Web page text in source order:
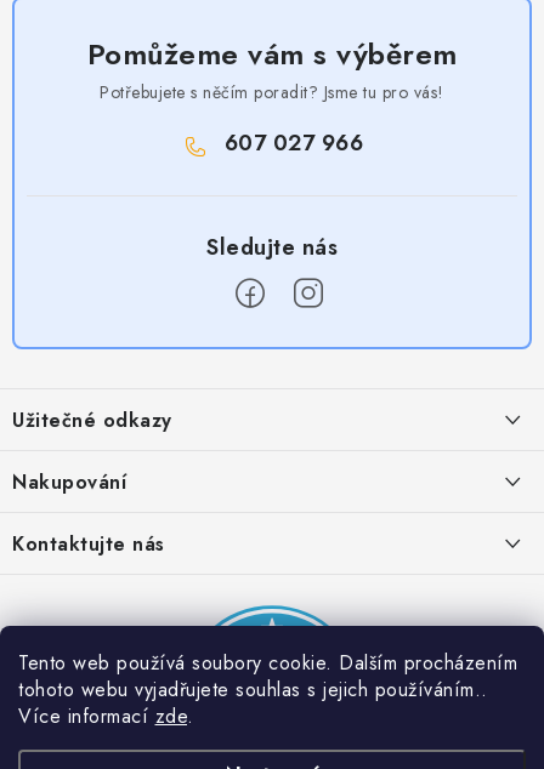
Tento web používá soubory cookie. Dalším procházením
tohoto webu vyjadřujete souhlas s jejich používáním..
Více informací zde.
Pomůžeme vám s výběrem
Potřebujete s něčím poradit? Jsme tu pro vás!
607 027 966
p
a
Užitečné odkazy
Provizní systém
Partner stránek: Super plecháček
Nakupování
Podmínky akce 2 + 1 zdarma
Kontaktujte nás